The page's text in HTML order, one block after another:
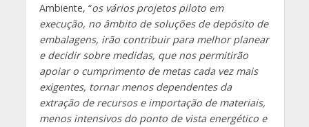
Ambiente, “os vários projetos piloto em
execução, no âmbito de soluções de depósito de
embalagens, irão contribuir para melhor planear
e decidir sobre medidas, que nos permitirão
apoiar o cumprimento de metas cada vez mais
exigentes, tornar menos dependentes da
extração de recursos e importação de materiais,
menos intensivos do ponto de vista energético e